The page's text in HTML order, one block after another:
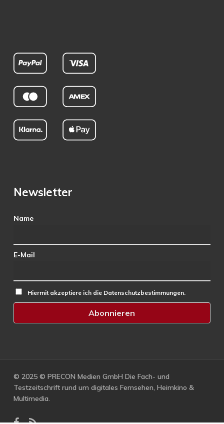
Newsletter
Name
E-Mail
Hiermit akzeptiere ich die Datenschutzbestimmungen.
© 2025 © PRECON Medien GmbH Die Fach- und
Testzeitschrift rund um digitales Fernsehen, Heimkino &
Multimedia.
facebook
RSS